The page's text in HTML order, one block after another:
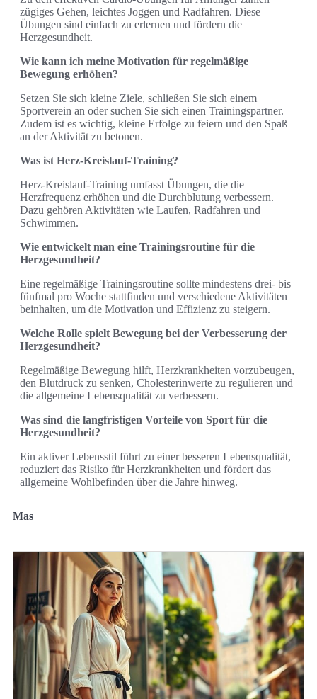
zügiges Gehen, leichtes Joggen und Radfahren. Diese
Übungen sind einfach zu erlernen und fördern die
Herzgesundheit.
Wie kann ich meine Motivation für regelmäßige
Bewegung erhöhen?
Setzen Sie sich kleine Ziele, schließen Sie sich einem
Sportverein an oder suchen Sie sich einen Trainingspartner.
Zudem ist es wichtig, kleine Erfolge zu feiern und den Spaß
an der Aktivität zu betonen.
Was ist Herz-Kreislauf-Training?
Herz-Kreislauf-Training umfasst Übungen, die die
Herzfrequenz erhöhen und die Durchblutung verbessern.
Dazu gehören Aktivitäten wie Laufen, Radfahren und
Schwimmen.
Wie entwickelt man eine Trainingsroutine für die
Herzgesundheit?
Eine regelmäßige Trainingsroutine sollte mindestens drei- bis
fünfmal pro Woche stattfinden und verschiedene Aktivitäten
beinhalten, um die Motivation und Effizienz zu steigern.
Welche Rolle spielt Bewegung bei der Verbesserung der
Herzgesundheit?
Regelmäßige Bewegung hilft, Herzkrankheiten vorzubeugen,
den Blutdruck zu senken, Cholesterinwerte zu regulieren und
die allgemeine Lebensqualität zu verbessern.
Was sind die langfristigen Vorteile von Sport für die
Herzgesundheit?
Ein aktiver Lebensstil führt zu einer besseren Lebensqualität,
reduziert das Risiko für Herzkrankheiten und fördert das
allgemeine Wohlbefinden über die Jahre hinweg.
Mas